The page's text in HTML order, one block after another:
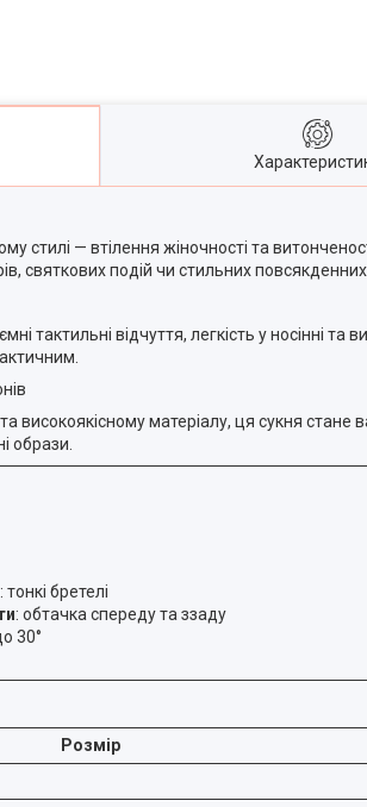
стилі — втілення жіночності та
святкових подій чи стильних повсякденних
тактильні відчуття, легкість у носінні
високоякісному матеріалу, ця сукня
образи.
: тонкі бретелі
: обтачка спереду та ззаду
30°
Розмір